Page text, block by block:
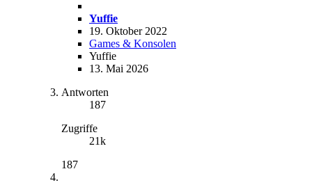
Yuffie
19. Oktober 2022
Games & Konsolen
Yuffie
13. Mai 2026
Antworten
187
Zugriffe
21k
187